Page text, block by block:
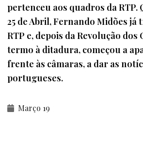
pertenceu aos quadros da RTP.
25 de Abril, Fernando Midões já
RTP e, depois da Revolução dos
termo à ditadura, começou a
frente às câmaras, a dar as
portugueses.
Março 19